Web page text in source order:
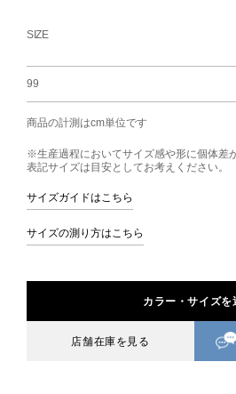
SIZE
99
商品の計測はcm単位です
※生産過程においてサイズ感や形に個体差
表記サイズは目安としてお考えください。
サイズガイドはこちら
サイズの測り方はこちら
カラー・サイズを
店舗在庫を見る